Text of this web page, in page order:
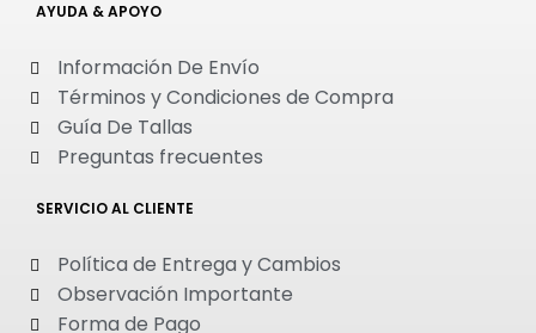
AYUDA & APOYO
Información De Envío
Términos y Condiciones de Compra
Guía De Tallas
Preguntas frecuentes
SERVICIO AL CLIENTE
Política de Entrega y Cambios
Observación Importante
Forma de Pago